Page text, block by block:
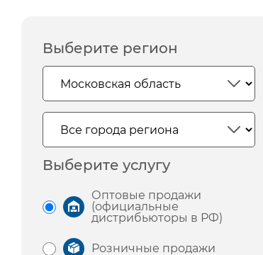
Выберите регион
Выберите услугу
Оптовые продажи
(официальные
дистрибьюторы в РФ)
Розничные продажи